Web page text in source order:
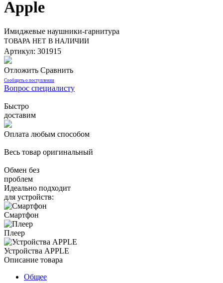
Apple
Имиджевые наушники-гарнитура
ТОВАРА НЕТ В НАЛИЧИИ
Артикул: 301915
Отложить Сравнить
Сообщить о поступлении
Вопрос специалисту
Быстро
доставим
Оплата любым способом
Весь товар оригинальный
Обмен без
проблем
Идеально подходит
для устройств:
Смартфон
Плеер
Устройства APPLE
Описание товара
Общее